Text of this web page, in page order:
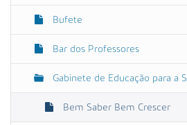
Bufete
Bar dos Professores
Gabinete de Educação para a
Bem Saber Bem Crescer